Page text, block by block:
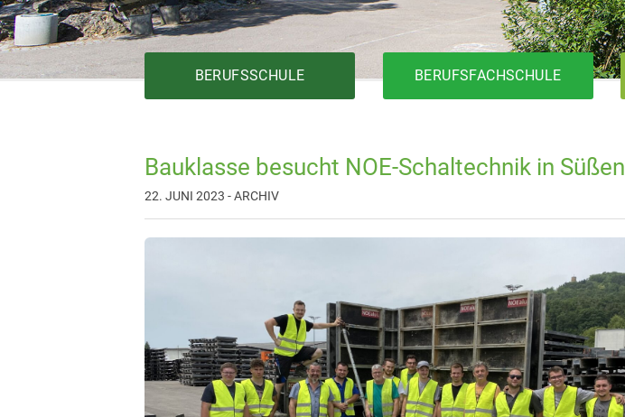
BERUFSSCHULE
Elektrotechnik
BERUFSFACHSCHULE
Metalltechnik
Elektrotechnik
Bauklasse besucht NOE-Schaltechnik in Süßen
22. JUNI 2023 - ARCHIV